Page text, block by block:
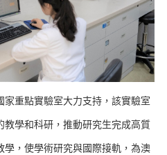
家重點實驗室大力支持，該實驗室
學和科研，推動研究生完成高質
，使學術研究與國際接軌，為澳